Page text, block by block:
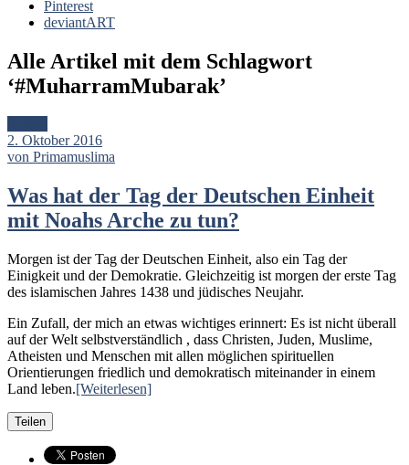
Pinterest
deviantART
Alle Artikel mit dem Schlagwort
‘#MuharramMubarak’
2. Oktober 2016
von Primamuslima
Was hat der Tag der Deutschen Einheit
mit Noahs Arche zu tun?
Morgen ist der Tag der Deutschen Einheit, also ein Tag der
Einigkeit und der Demokratie. Gleichzeitig ist morgen der erste Tag
des islamischen Jahres 1438 und jüdisches Neujahr.
Ein Zufall, der mich an etwas wichtiges erinnert: Es ist nicht überall
auf der Welt selbstverständlich , dass Christen, Juden, Muslime,
Atheisten und Menschen mit allen möglichen spirituellen
Orientierungen friedlich und demokratisch miteinander in einem
Land leben.[Weiterlesen]
Teilen